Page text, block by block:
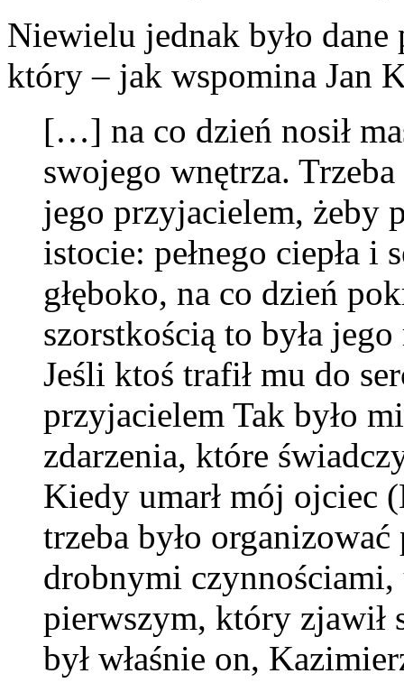
Niewielu jednak było
który – jak wspomina Jan
[…] na co dzień nosił
swojego wnętrza.
jego przyjacielem, żeby
istocie: pełnego ciepła i
głęboko, na co dzień
szorstkością to była
Jeśli ktoś trafił mu do
przyjacielem Tak było
zdarzenia, które
Kiedy umarł mój ojciec
trzeba było
drobnymi czynnościami,
pierwszym, który zjawił
był właśnie on,